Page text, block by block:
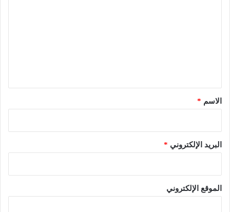
*الاسم *
البريد الإلكتروني *
الموقع الإلكتروني